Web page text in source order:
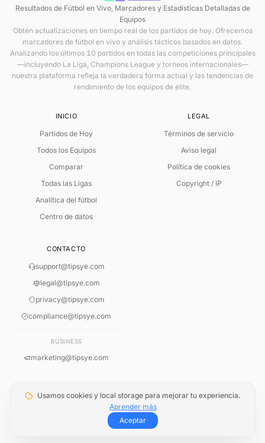
Lectura del Partido Basada en Reglas
Analizando estadísticas en vivo...
Resultados de Fútbol en Vivo, Marcadores y Estadísticas Detalladas de
Equipos
Obtén actualizaciones en tiempo real de los partidos de hoy. Ofrecemos
marcadores de fútbol en vivo y análisis tácticos basados en datos.
Analizando los últimos 10 partidos en todas las competiciones principales
—incluyendo La Liga, Champions League y torneos internacionales—
nuestra plataforma refleja la verdadera forma actual y las tendencias de
rendimiento de los equipos de élite.
INICIO
Partidos de Hoy
Todos los Equipos
Comparar
Todas las Ligas
Analítica del fútbol
Centro de datos
LEGAL
Términos de servicio
Aviso legal
Política de cookies
Copyright / IP
CONTACTO
support@tipsye.com
legal@tipsye.com
privacy@tipsye.com
compliance@tipsye.com
BUSINESS
marketing@tipsye.com
© 2026 TipsYe. Todos los derechos reservados.
Aviso legal·Cookies
Usamos cookies y local storage para mejorar tu experiencia.
Aprender más
Aceptar